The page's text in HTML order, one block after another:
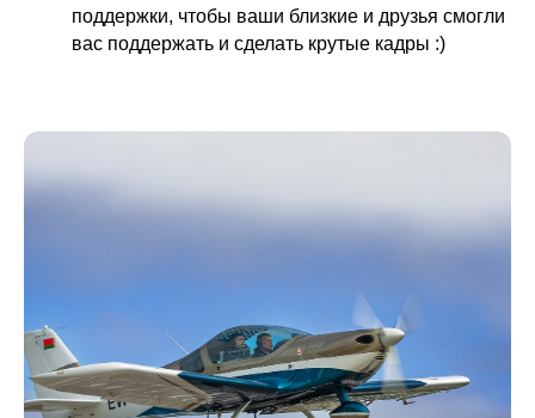
поддержки, чтобы ваши близкие и друзья смогли
вас поддержать и сделать крутые кадры :)